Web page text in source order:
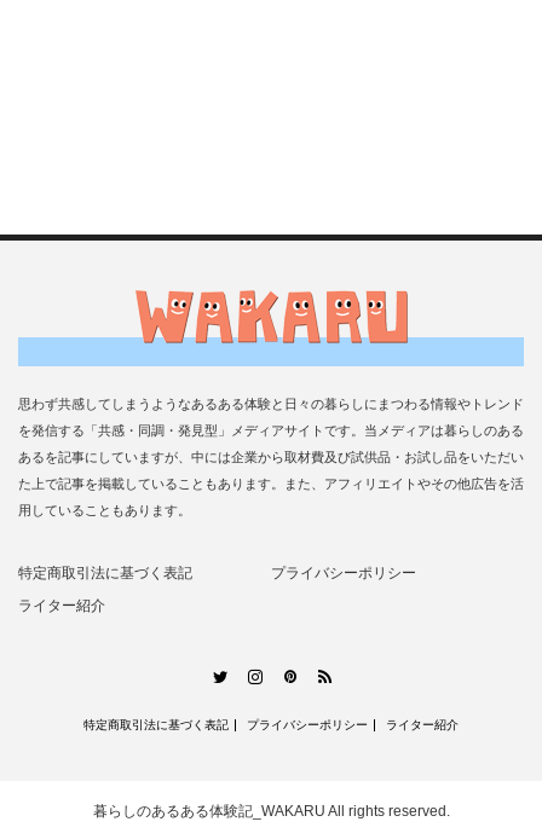
思わず共感してしまうようなあるある体験と日々の暮らしにまつわる情報やトレンド
を発信する「共感・同調・発見型」メディアサイトです。当メディアは暮らしのある
あるを記事にしていますが、中には企業から取材費及び試供品・お試し品をいただい
た上で記事を掲載していることもあります。また、アフィリエイトやその他広告を活
用していることもあります。
特定商取引法に基づく表記
プライバシーポリシー
ライター紹介
TwitterInstagramPinterest
RSS
特定商取引法に基づく表記 プライバシーポリシー ライター紹介
暮らしのあるある体験記_WAKARU All rights reserved.